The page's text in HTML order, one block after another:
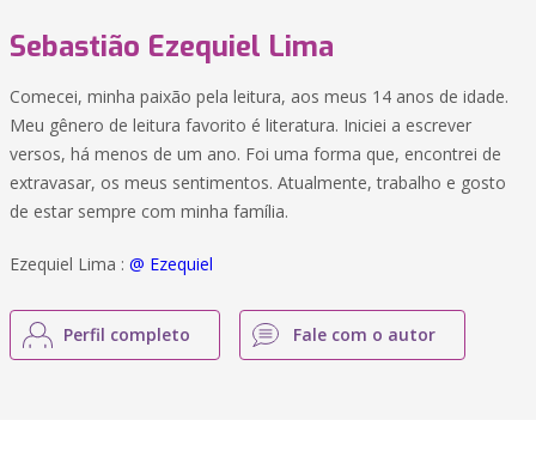
Sebastião Ezequiel Lima
Comecei, minha paixão pela leitura, aos meus 14 anos de idade.
Meu gênero de leitura favorito é literatura. Iniciei a escrever
versos, há menos de um ano. Foi uma forma que, encontrei de
extravasar, os meus sentimentos. Atualmente, trabalho e gosto
de estar sempre com minha família.
Ezequiel Lima : @ Ezequiel
Perfil completo Fale com o autor